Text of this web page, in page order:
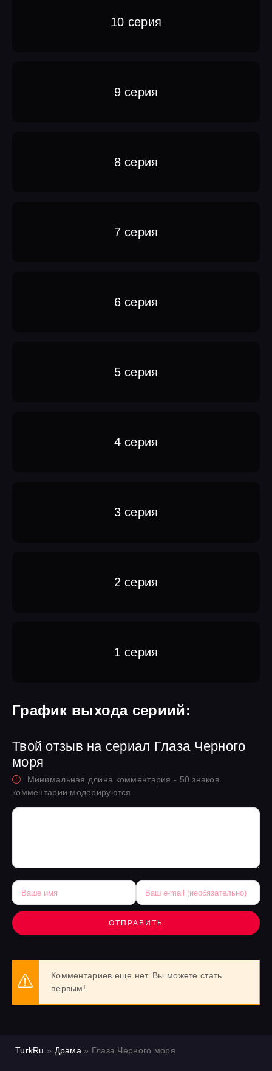
10 серия
9 серия
8 серия
7 серия
6 серия
5 серия
4 серия
3 серия
2 серия
1 серия
График выхода сериий:
Твой отзыв на сериал Глаза Черного
моря
Минимальная длина комментария - 50 знаков.
комментарии модерируются
ОТПРАВИТЬ
Комментариев еще нет. Вы можете стать
первым!
TurkRu » Драма» Глаза Черного моря